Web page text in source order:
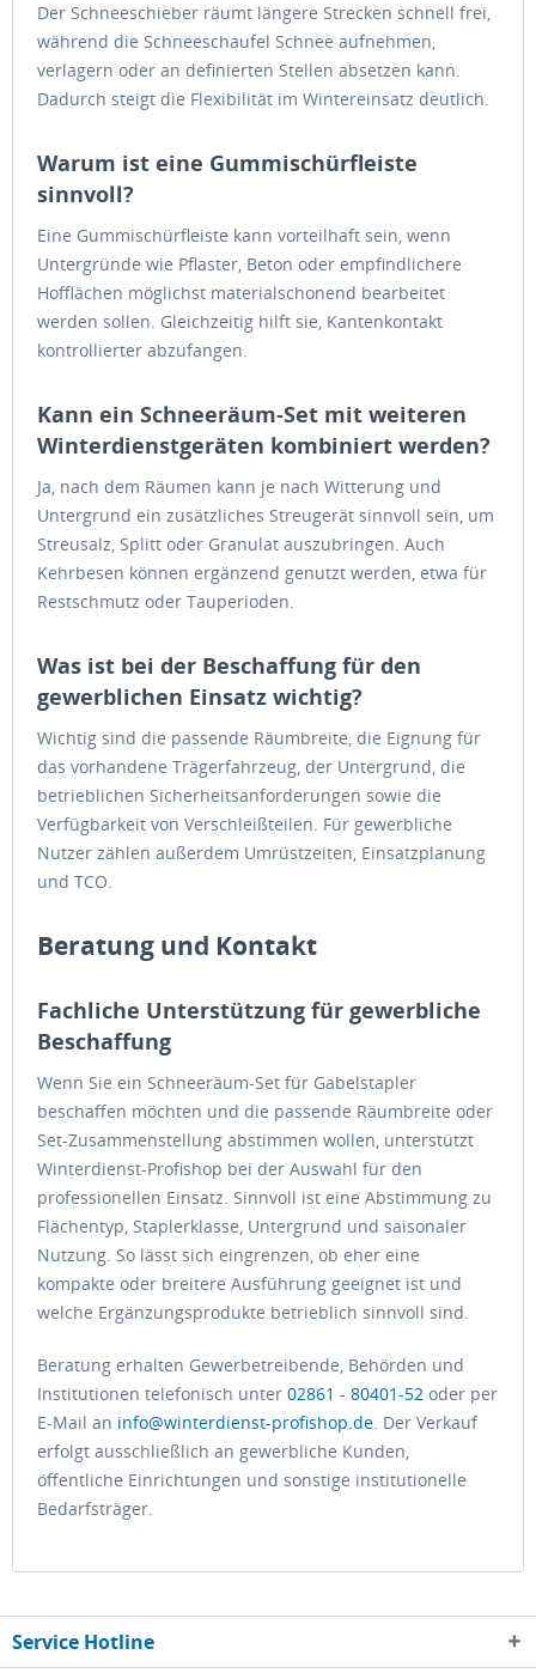
Der Schneeschieber räumt längere Strecken schnell frei,
während die Schneeschaufel Schnee aufnehmen,
verlagern oder an definierten Stellen absetzen kann.
Dadurch steigt die Flexibilität im Wintereinsatz deutlich.
Warum ist eine Gummischürfleiste
sinnvoll?
Eine Gummischürfleiste kann vorteilhaft sein, wenn
Untergründe wie Pflaster, Beton oder empfindlichere
Hofflächen möglichst materialschonend bearbeitet
werden sollen. Gleichzeitig hilft sie, Kantenkontakt
kontrollierter abzufangen.
Kann ein Schneeräum-Set mit weiteren
Winterdienstgeräten kombiniert werden?
Ja, nach dem Räumen kann je nach Witterung und
Untergrund ein zusätzliches Streugerät sinnvoll sein, um
Streusalz, Splitt oder Granulat auszubringen. Auch
Kehrbesen können ergänzend genutzt werden, etwa für
Restschmutz oder Tauperioden.
Was ist bei der Beschaffung für den
gewerblichen Einsatz wichtig?
Wichtig sind die passende Räumbreite, die Eignung für
das vorhandene Trägerfahrzeug, der Untergrund, die
betrieblichen Sicherheitsanforderungen sowie die
Verfügbarkeit von Verschleißteilen. Für gewerbliche
Nutzer zählen außerdem Umrüstzeiten, Einsatzplanung
und TCO.
Beratung und Kontakt
Fachliche Unterstützung für gewerbliche
Beschaffung
Wenn Sie ein Schneeräum-Set für Gabelstapler
beschaffen möchten und die passende Räumbreite oder
Set-Zusammenstellung abstimmen wollen, unterstützt
Winterdienst-Profishop bei der Auswahl für den
professionellen Einsatz. Sinnvoll ist eine Abstimmung zu
Flächentyp, Staplerklasse, Untergrund und saisonaler
Nutzung. So lässt sich eingrenzen, ob eher eine
kompakte oder breitere Ausführung geeignet ist und
welche Ergänzungsprodukte betrieblich sinnvoll sind.
Beratung erhalten Gewerbetreibende, Behörden und
Institutionen telefonisch unter 02861 - 80401-52 oder per
E-Mail an info@winterdienst-profishop.de. Der Verkauf
erfolgt ausschließlich an gewerbliche Kunden,
öffentliche Einrichtungen und sonstige institutionelle
Bedarfsträger.
Service Hotline